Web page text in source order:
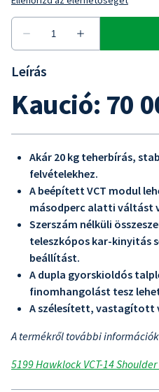
Leírás
Kaució: 70
Akár 20 kg teherbírás,
felvételekhez.
A beépített VCT modul
másodperc alatti váltást
Szerszám nélküli
teleszkópos kar-kinyitás
beállítást.
A dupla gyorskioldós
finomhangolást tesz
A szélesített, vastagított
A termékről további
5199 Hawklock VCT-14